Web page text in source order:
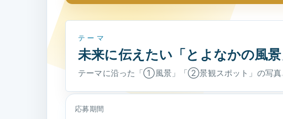
テーマ
未来に伝えたい「とよなかの風景
テーマに沿った「①風景」「②景観スポット」の写真
応募期間